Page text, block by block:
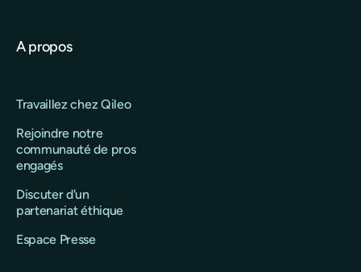
A propos
Travaillez chez Qileo
Rejoindre notre
communauté de pros
engagés
Discuter d'un
partenariat éthique
Espace Presse